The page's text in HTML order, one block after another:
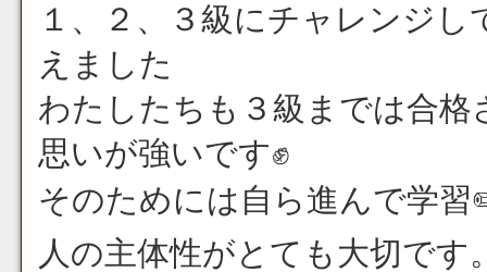
１、２、３級にチャレンジ
えました
わたしたちも３級までは合
思いが強いです✊
そのためには自ら進んで学
人の主体性がとても大切で